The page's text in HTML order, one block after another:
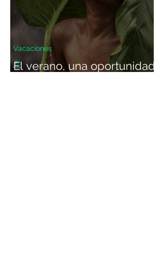
El verano, una oportunidad
Vacaciones